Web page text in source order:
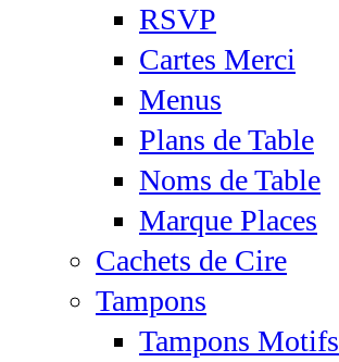
RSVP
Cartes Merci
Menus
Plans de Table
Noms de Table
Marque Places
Cachets de Cire
Tampons
Tampons Motifs